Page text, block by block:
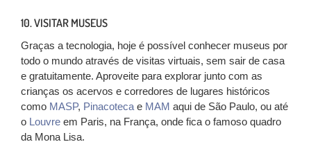
10. VISITAR MUSEUS
Graças a tecnologia, hoje é possível conhecer museus por
todo o mundo através de visitas virtuais, sem sair de casa
e gratuitamente. Aproveite para explorar junto com as
crianças os acervos e corredores de lugares históricos
como MASP, Pinacotecae MAM aqui de São Paulo, ou até
o Louvre em Paris, na França, onde fica o famoso quadro
da Mona Lisa.